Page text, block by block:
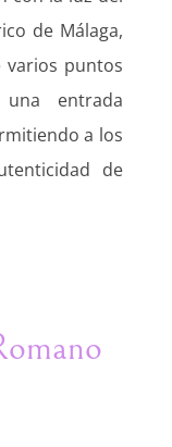
de Málaga,
varios puntos
entrada
a los
de